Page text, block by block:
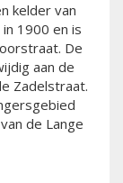
kelder van
1900 en is
De
aan de
Zadelstraat.
de Lange